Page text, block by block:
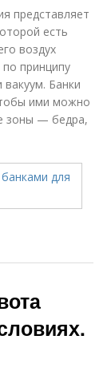
представляет
есть
воздух
принципу
Банки
ими можно
зоны — бедра,